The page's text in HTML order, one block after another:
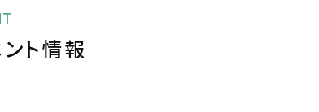
ト情報